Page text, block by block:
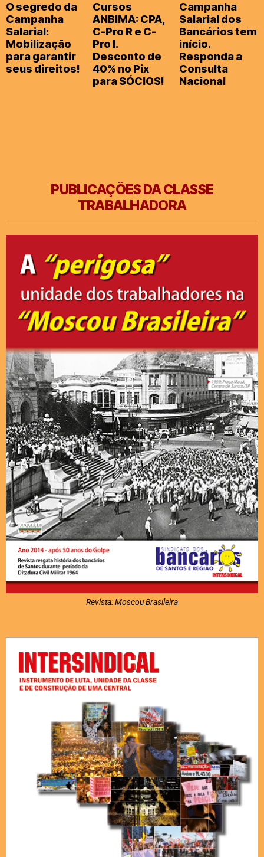
O segredo da
Campanha
Salarial:
Mobilização
para garantir
seus direitos!
Cursos
ANBIMA: CPA,
C-Pro R e C-
Pro I.
Desconto de
40% no Pix
para SÓCIOS!
Campanha
Salarial dos
Bancários tem
início.
Responda a
Consulta
Nacional
PUBLICAÇÕES DA CLASSE
TRABALHADORA
Revista: Moscou Brasileira